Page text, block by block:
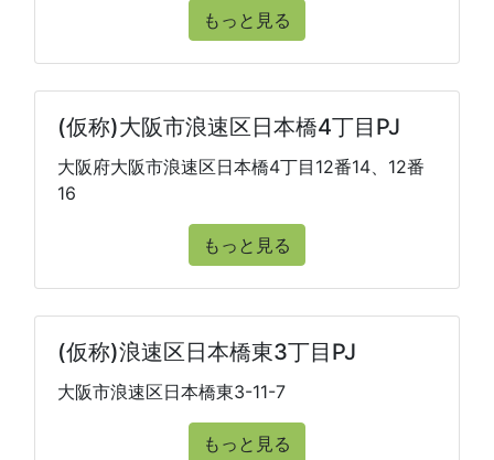
もっと見る
(仮称)大阪市浪速区日本橋4丁目PJ
大阪府大阪市浪速区日本橋4丁目12番14、12番
16
もっと見る
(仮称)浪速区日本橋東3丁目PJ
大阪市浪速区日本橋東3-11-7
もっと見る